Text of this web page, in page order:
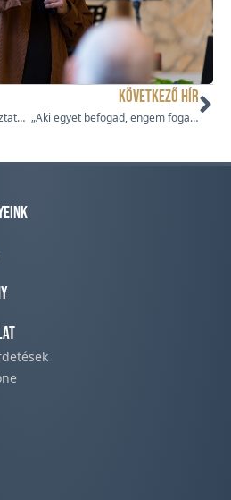
Új hagyományőrző foglalkoztatás indult a „GYOFI” Fogyatékkal Élők Nappali Intézményében
KÖVETKEZŐ HÍR
„Aki egyet befogad, engem fogad be” – A PGYSZ szolgálata Bakonycsernyén